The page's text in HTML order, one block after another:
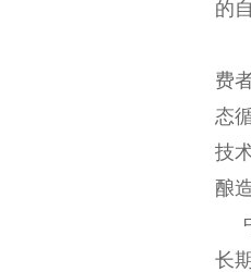
的
作
费
态
技
酿
中
长